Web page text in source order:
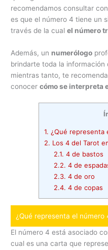
recomendamos consultar
es que el número 4 tiene un
través de la cualel número
Además, un numerólogo
brindarte toda la información
mientras tanto, te
conocercómo se interpreta
1. ¿Qué representa
2. Los 4 del Tarot
2.1. 4 de bastos
2.2. 4 de
2.3. 4 de oro
2.4. 4 de copas
¿Qué representa el número
El número 4 está asociado
cual es una carta que